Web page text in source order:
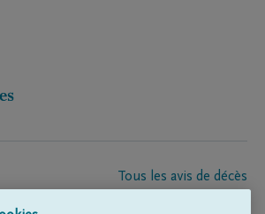
Tous les avis de décès